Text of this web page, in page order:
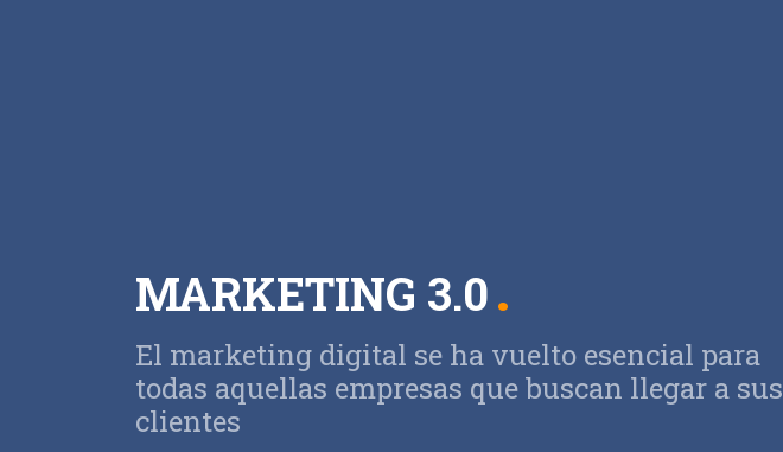
MARKETING 3.0
El marketing digital se ha vuelto esencial para
todas aquellas empresas que buscan llegar a sus
clientes